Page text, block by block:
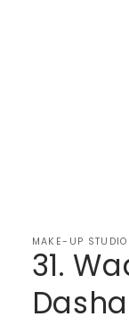
MAKE-UP STUDIO
31.